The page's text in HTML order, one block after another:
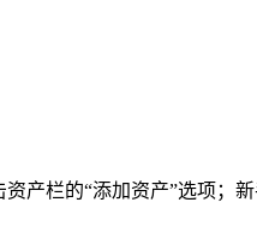
产栏的“添加资产”选项；